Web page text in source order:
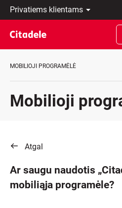
Privatiems
klientams
Verslo
klientams
Private
Apie
REWARDS
lt
LT
EN
MOBILIOJI PROGRAMĖLĖ
Mobilioji
Atgal
Ar saugu naudotis
mobiliąja programėle?